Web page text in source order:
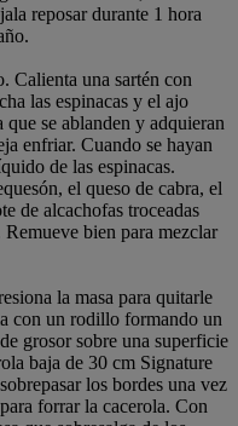
reposar durante 1 hora
Calienta una sartén con
las espinacas y el ajo
se ablanden y adquieran
enfriar. Cuando se hayan
de las espinacas.
el queso de cabra, el
de alcachofas troceadas
bien para mezclar
la masa para quitarle
con un rodillo formando un
grosor sobre una superficie
baja de 30 cm Signature
los bordes una vez
forrar la cacerola. Con